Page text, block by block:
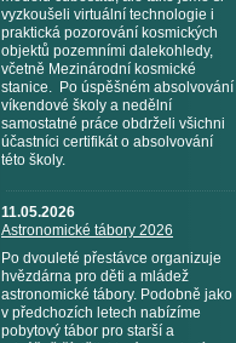
vyzkoušeli virtuální technologie i
praktická pozorování kosmických
objektů pozemními dalekohledy,
včetně Mezinárodní kosmické
stanice. Po úspěšném absolvování
víkendové školy a nedělní
samostatné práce obdrželi všichni
účastníci certifikát o absolvování
této školy.
11.05.2026
Astronomické tábory 2026
Po dvouleté přestávce organizuje
hvězdárna pro děti a mládež
astronomické tábory. Podobně jako
v předchozích letech nabízíme
pobytový tábor pro starší a